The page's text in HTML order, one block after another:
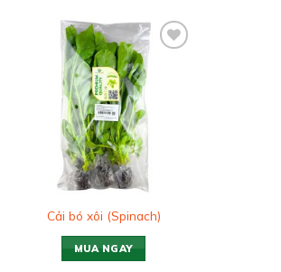
Cải bó xôi (Spinach)
MUA NGAY